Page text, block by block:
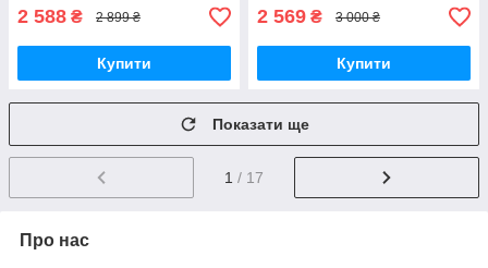
2 588 ₴ 2 899 ₴
Купити
2 569 ₴ 3 000 ₴
Купити
Показати ще
1 / 17
Про нас